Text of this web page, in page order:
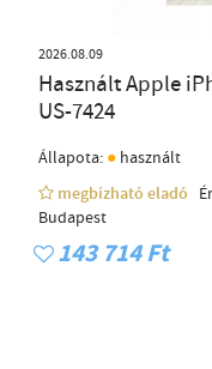
2026.08.09
Használt Apple
US-7424
Állapota: ● használt
megbízható eladó
Budapest
143 714 Ft